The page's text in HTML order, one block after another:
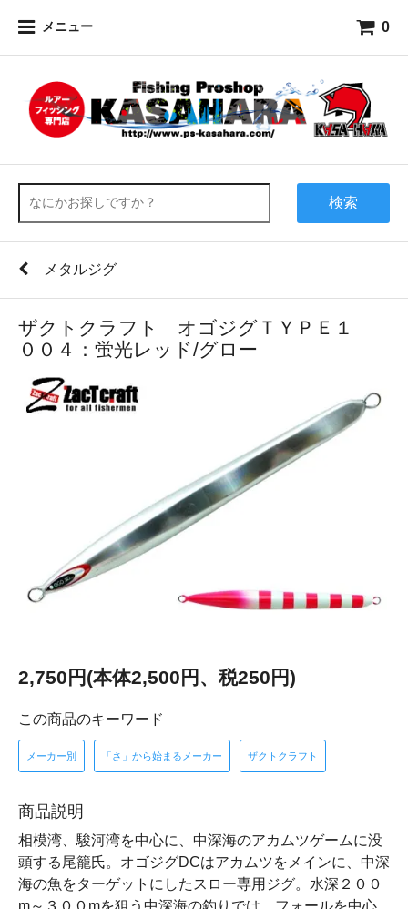
メニュー 0
検索
メタルジグ
ザクトクラフト オゴジグＴＹＰＥ１
００４：蛍光レッド/グロー
2,750円(本体2,500円、税250円)
この商品のキーワード
メーカー別 「さ」から始まるメーカー ザクトクラフト
商品説明
相模湾、駿河湾を中心に、中深海のアカムツゲームに没
頭する尾籠氏。オゴジグDCはアカムツをメインに、中深
海の魚をターゲットにしたスロー専用ジグ。水深２００
m～３００mを狙う中深海の釣りでは、フォールを中心